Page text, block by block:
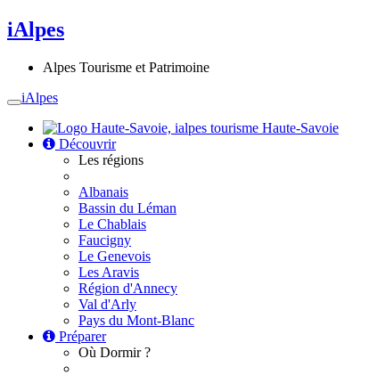
iAlpes
Alpes Tourisme et Patrimoine
Toggle
navigation
iAlpes
Haute-Savoie
Découvrir
Les régions
Albanais
Bassin du Léman
Le Chablais
Faucigny
Le Genevois
Les Aravis
Région d'Annecy
Val d'Arly
Pays du Mont-Blanc
Préparer
Où Dormir ?